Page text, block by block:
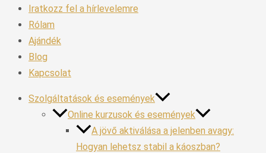
Iratkozz fel a hírlevelemre
Rólam
Ajándék
Blog
Kapcsolat
Szolgáltatások és események
Online kurzusok és események
A jövő aktiválása a jelenben avagy:
Hogyan lehetsz stabil a káoszban?